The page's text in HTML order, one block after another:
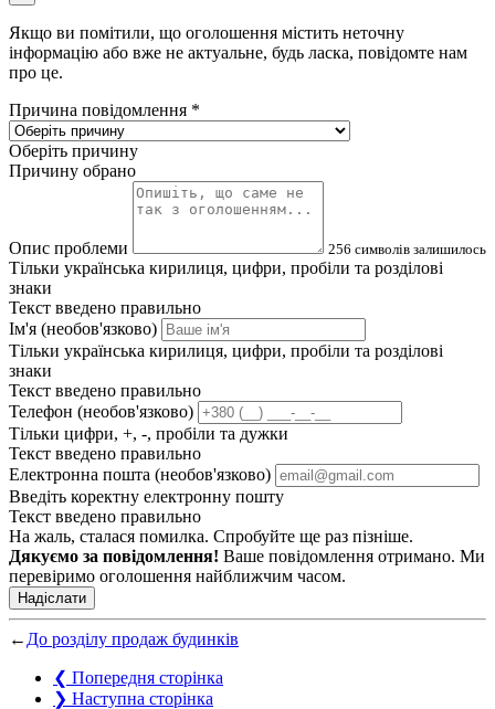
Якщо ви помітили, що оголошення містить неточну
інформацію або вже не актуальне, будь ласка, повідомте нам
про це.
Причина повідомлення *
Оберіть причину
Причину обрано
Опис проблеми 256 символів залишилось
Тільки українська кирилиця, цифри, пробіли та розділові
знаки
Текст введено правильно
Ім'я (необов'язково)
Тільки українська кирилиця, цифри, пробіли та розділові
знаки
Текст введено правильно
Телефон (необов'язково)
Тільки цифри, +, -, пробіли та дужки
Текст введено правильно
Електронна пошта (необов'язково)
Введіть коректну електронну пошту
Текст введено правильно
На жаль, сталася помилка. Спробуйте ще раз пізніше.
Дякуємо за повідомлення! Ваше повідомлення отримано. Ми
перевіримо оголошення найближчим часом.
Надіслати
← До розділу продаж будинків
❮ Попередня сторінка
❯ Наступна сторінка